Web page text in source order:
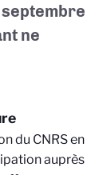
ne
du CNRS en
auprès